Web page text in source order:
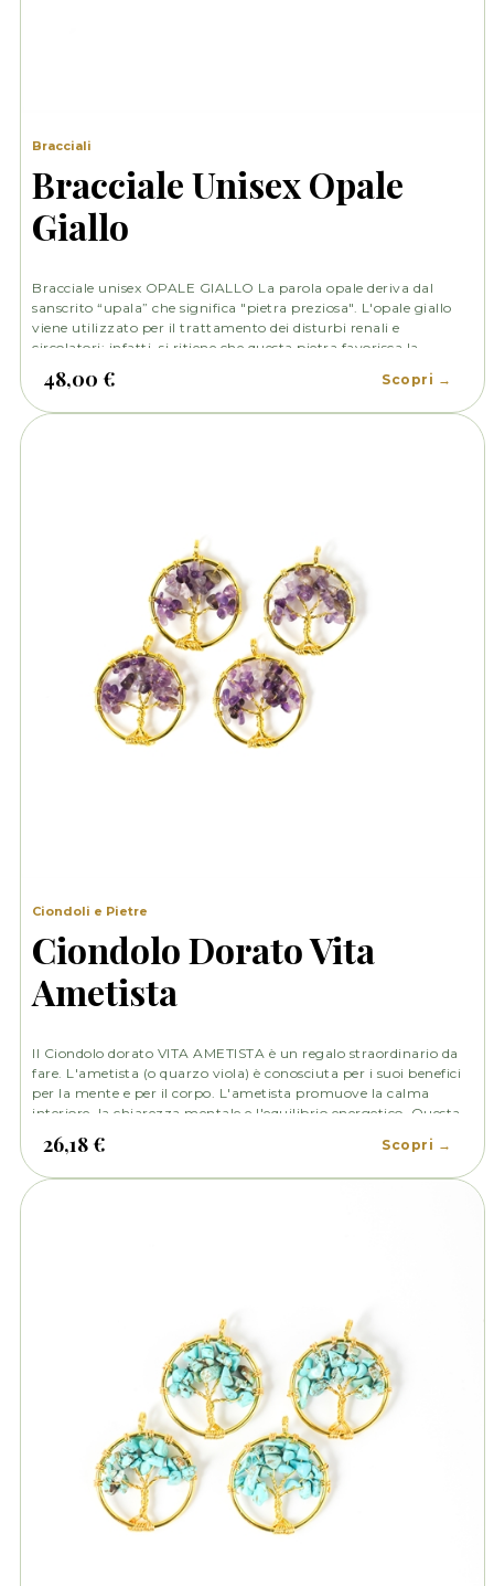
Bracciali
Bracciale Unisex Opale
Giallo
Bracciale unisex OPALE GIALLO La parola opale deriva dal
sanscrito “upala” che significa "pietra preziosa". L'opale giallo
viene utilizzato per il trattamento dei disturbi renali e
circolatori; infatti, si ritiene che questa pietra favorisca la
48,00 € Scopri →
Ciondoli e Pietre
Ciondolo Dorato Vita
Ametista
ll Ciondolo dorato VITA AMETISTA è un regalo straordinario da
fare. L'ametista (o quarzo viola) è conosciuta per i suoi benefici
per la mente e per il corpo. L'ametista promuove la calma
interiore, la chiarezza mentale e l'equilibrio energetico. Questa
la sua capacità di alleviare lo stress, ridurre il mal di testa, utile
contro l’insonnia e aiuta la circolazione.
26,18 € Scopri →